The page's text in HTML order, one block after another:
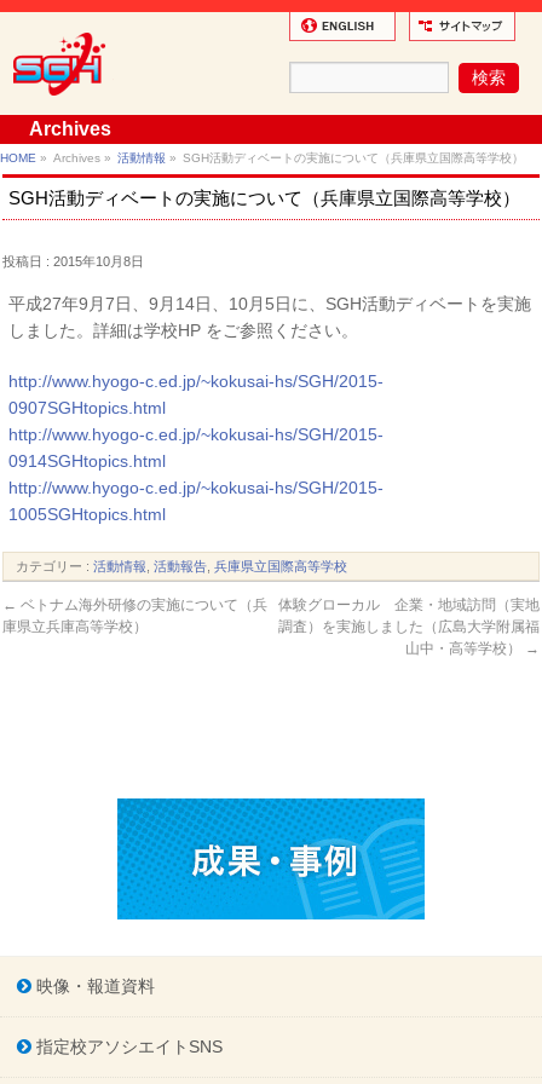
Archives
HOME » Archives » 活動情報 » SGH活動ディベートの実施について（兵庫県立国際高等学校）
SGH活動ディベートの実施について（兵庫県立国際高等学校）
投稿日 : 2015年10月8日
平成27年9月7日、9月14日、10月5日に、SGH活動ディベートを実施
しました。詳細は学校HP をご参照ください。
http://www.hyogo-c.ed.jp/~kokusai-hs/SGH/2015-
0907SGHtopics.html
http://www.hyogo-c.ed.jp/~kokusai-hs/SGH/2015-
0914SGHtopics.html
http://www.hyogo-c.ed.jp/~kokusai-hs/SGH/2015-
1005SGHtopics.html
カテゴリー :活動情報 ,活動報告 ,兵庫県立国際高等学校
← ベトナム海外研修の実施について（兵
庫県立兵庫高等学校）
体験グローカル 企業・地域訪問（実地
調査）を実施しました（広島大学附属福
山中・高等学校）
→
映像・報道資料
指定校アソシエイトSNS